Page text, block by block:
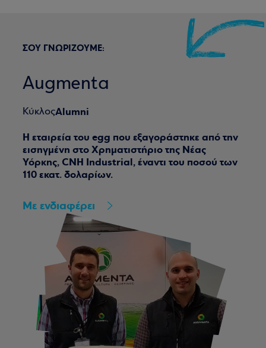
ΣΟΥ ΓΝΩΡΙΖΟΥΜΕ:
Augmenta
ΚύκλοςAlumni
H εταιρεία του egg που εξαγοράστηκε από την
εισηγμένη στο Χρηματιστήριο της Νέας
Υόρκης, CNH Industrial, έναντι του ποσού των
110 εκατ. δολαρίων.
Με ενδιαφέρει